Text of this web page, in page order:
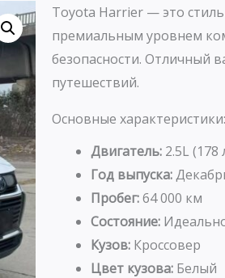
Toyota Harrier — это
премиальным уровнем
безопасности. Отличный
путешествий.
Основные характеристики:
Двигатель: 2.5L
Год выпуска:
Пробег:64 000 км
Состояние:
Кузов: Кроссовер
Цвет кузова: Белый